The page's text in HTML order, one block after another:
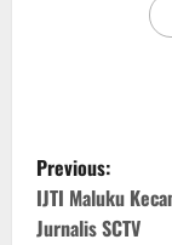
Previous:
IJTI Maluku
Jurnalis SCTV